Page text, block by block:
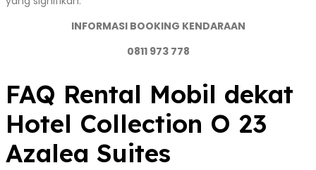
INFORMASI BOOKING KENDARAAN
0811 973 778
FAQ Rental Mobil dekat
Hotel Collection O 23
Azalea Suites